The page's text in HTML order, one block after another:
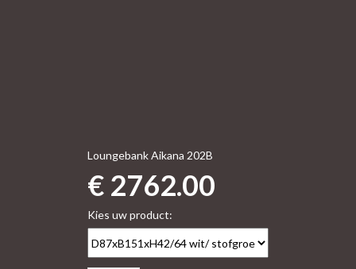
Loungebank Aikana 202B
€ 2762.00
Kies uw product: